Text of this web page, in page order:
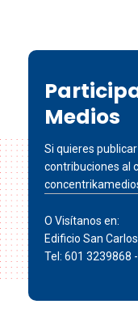
Medios
Si quieres
contribuciones al
O Visítanos en:
Edificio San
Tel: 601 3239868